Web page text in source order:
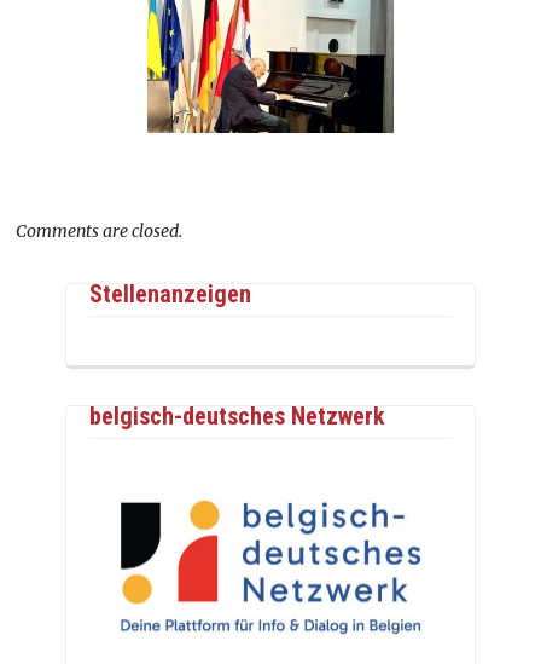
Comments are closed.
Stellenanzeigen
belgisch-deutsches Netzwerk